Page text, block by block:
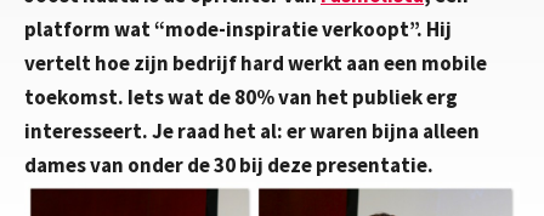
platform wat “mode-inspiratie verkoopt”. Hij
vertelt hoe zijn bedrijf hard werkt aan een mobile
toekomst. Iets wat de 80% van het publiek erg
interesseert. Je raad het al: er waren bijna alleen
dames van onder de 30 bij deze presentatie.